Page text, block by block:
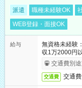
派遣 職種未経験OK
WEB登録・面接OK
給与
無資格未経
収1万2000円
交通費別
交通費 交通